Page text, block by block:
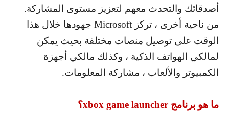
أصدقائك والتحدث معهم لتعزيز مستوى المشاركة.
من ناحية أخرى ، تركز Microsoft جهودها خلال هذا
الوقت على توصيل منصات مختلفة بحيث يمكن
لمالكي الهواتف الذكية ، وكذلك مالكي أجهزة
الكمبيوتر والألعاب ، مشاركة المعلومات.
ما هو برنامج xbox game launcher؟